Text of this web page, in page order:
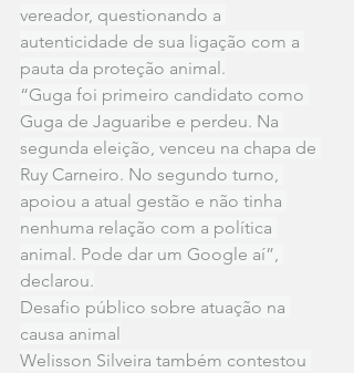
vereador, questionando a
autenticidade de sua ligação com a
pauta da proteção animal.
“Guga foi primeiro candidato como
Guga de Jaguaribe e perdeu. Na
segunda eleição, venceu na chapa de
Ruy Carneiro. No segundo turno,
apoiou a atual gestão e não tinha
nenhuma relação com a política
animal. Pode dar um Google aí”,
declarou.
Desafio público sobre atuação na
causa animal
Welisson Silveira também contestou